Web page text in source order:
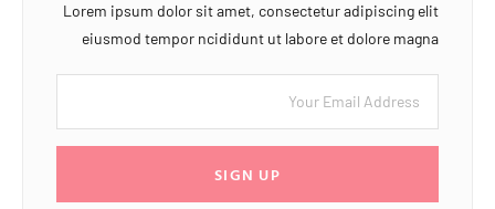
Lorem ipsum dolor sit amet, consectetur adipiscing elit
eiusmod tempor ncididunt ut labore et dolore magna
SIGN UP